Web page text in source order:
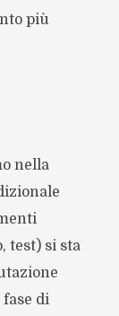
più
nella
test) si sta
di